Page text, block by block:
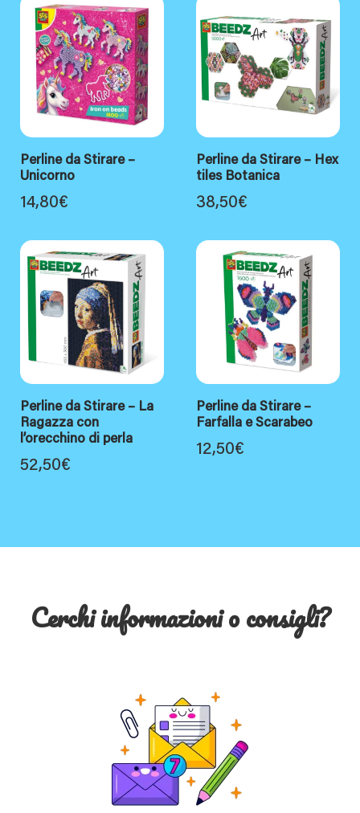
Perline da Stirare –
Unicorno
14,80€
Perline da Stirare – Hex
tiles Botanica
38,50€
Perline da Stirare – La
Ragazza con
l’orecchino di perla
52,50€
Perline da Stirare –
Farfalla e Scarabeo
12,50€
Cerchi informazioni o consigli?